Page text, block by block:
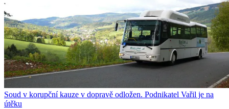
Soud v korupční kauze v dopravě odložen. Podnikatel Vařil je na
útěku